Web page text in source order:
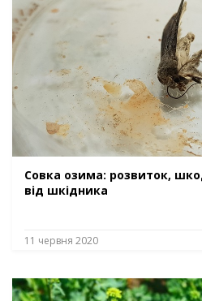
Совка озима: розвиток,
від шкідника
11 червня 2020